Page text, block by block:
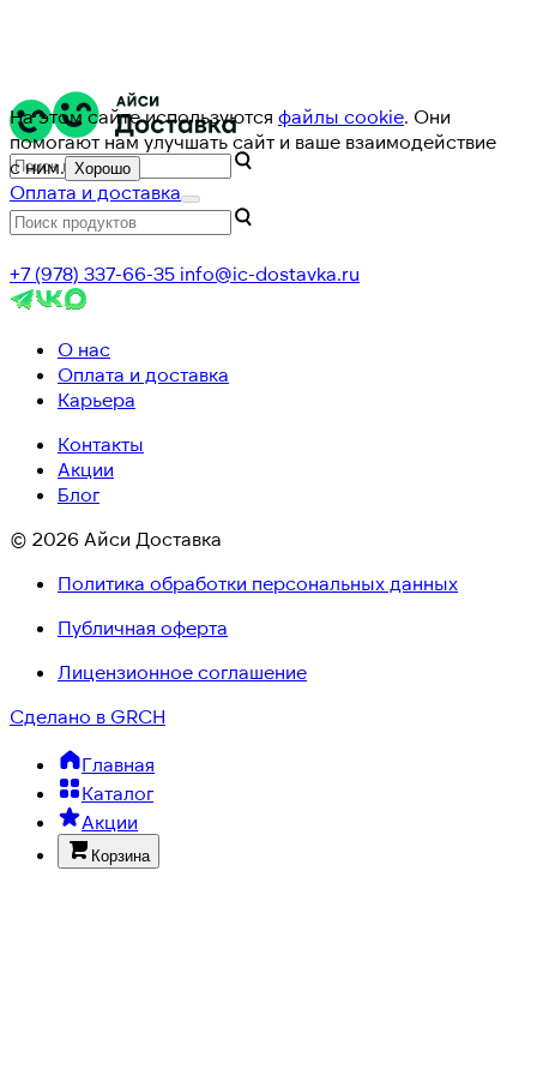
На этом сайте используются файлы cookie. Они
помогают нам улучшать сайт и ваше взаимодействие
с ним. Хорошо
Оплата и доставка
+7 (978) 337-66-35 info@ic-dostavka.ru
О нас
Оплата и доставка
Карьера
Контакты
Акции
Блог
© 2026 Айси Доставка
Политика обработки персональных данных
Публичная оферта
Лицензионное соглашение
Сделано в GRCH
Главная
Каталог
Акции
Корзина